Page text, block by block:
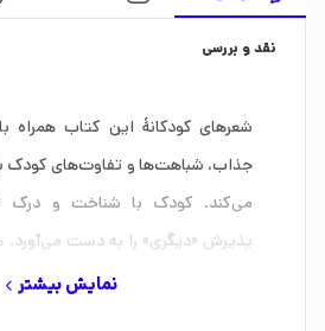
نقد و بررسی
شعرهای کودکانۀ این کتاب همراه
جذاب، شباهت‌ها و تفاوت‌های کودک
می‌کند. کودک با شناخت و درک
پذیرش «دیگری» را به دست می‌آورد.
به خواننده نشان می‌دهد که دنیا با
نمایش بیشتر